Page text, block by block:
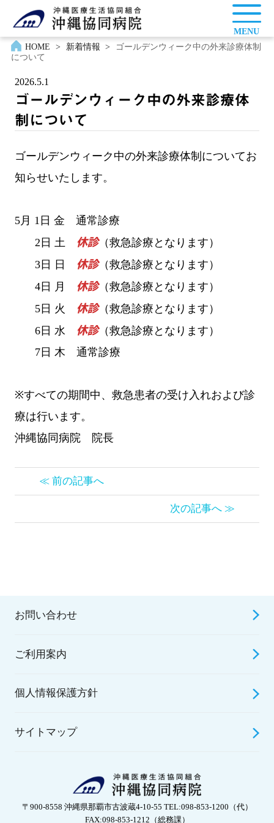
MENU
HOME
> 新着情報 >
ゴールデンウィーク中の外来診療体制
について
2026.5.1
ゴールデンウィーク中の外来診療体
制について
ゴールデンウィーク中の外来診療体制についてお
知らせいたします。
5月 1日 金 通常診療
2日 土
休診（救急診療となります）
3日 日
休診（救急診療となります）
4日 月
休診（救急診療となります）
5日 火
休診（救急診療となります）
6日 水
休診（救急診療となります）
7日 木 通常診療
※すべての期間中、救急患者の受け入れおよび診
療は行います。
沖縄協同病院 院長
≪ 前の記事へ
次の記事へ ≫
お問い合わせ
ご利用案内
個人情報保護方針
サイトマップ
〒900-8558 沖縄県那覇市古波蔵4-10-55 TEL:098-853-1200（代）
FAX:098-853-1212（総務課）